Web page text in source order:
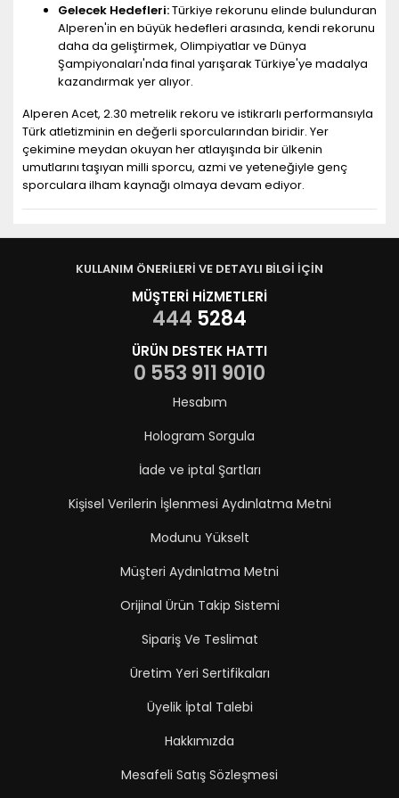
Gelecek Hedefleri:Türkiye rekorunu elinde bulunduran
Alperen'in en büyük hedefleri arasında, kendi rekorunu
daha da geliştirmek, Olimpiyatlar ve Dünya
Şampiyonaları'nda final yarışarak Türkiye'ye madalya
kazandırmak yer alıyor.
Alperen Acet, 2.30 metrelik rekoru ve istikrarlı performansıyla
Türk atletizminin en değerli sporcularından biridir. Yer
çekimine meydan okuyan her atlayışında bir ülkenin
umutlarını taşıyan milli sporcu, azmi ve yeteneğiyle genç
sporculara ilham kaynağı olmaya devam ediyor.
KULLANIM ÖNERİLERİ VE DETAYLI BİLGİ İÇİN
MÜŞTERİ HİZMETLERİ
444 5284
ÜRÜN DESTEK HATTI
0 553 911 9010
Hesabım
Hologram Sorgula
İade ve iptal Şartları
Kişisel Verilerin İşlenmesi Aydınlatma Metni
Modunu Yükselt
Müşteri Aydınlatma Metni
Orijinal Ürün Takip Sistemi
Sipariş Ve Teslimat
Üretim Yeri Sertifikaları
Üyelik İptal Talebi
Hakkımızda
Mesafeli Satış Sözleşmesi